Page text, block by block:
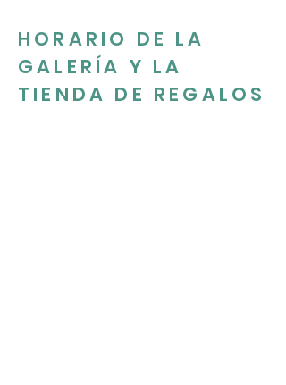
HORARIO DE LA
GALERÍA Y LA
TIENDA DE REGALOS